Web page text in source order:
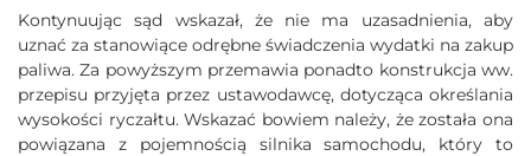
Kontynuując sąd wskazał, że nie ma uzasadnienia, aby
uznać za stanowiące odrębne świadczenia wydatki na zakup
paliwa. Za powyższym przemawia ponadto konstrukcja ww.
przepisu przyjęta przez ustawodawcę, dotycząca określania
wysokości ryczałtu. Wskazać bowiem należy, że została ona
powiązana z pojemnością silnika samochodu, który to